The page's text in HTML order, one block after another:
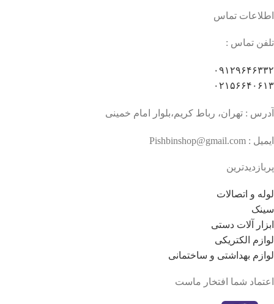
اطلاعات تماس
تلفن تماس :
۰۹۱۲۹۶۴۶۳۳۲
۰۲۱۵۶۶۴۰۶۱۳
آدرس : تهران، رباط کریم،بلوار امام خمینی
ایمیل : Pishbinshop@gmail.com
پربازدیدترین
لوله و اتصالات
سینک
ابزار آلات دستی
لوازم الکتریکی
لوازم بهداشتی و ساختمانی
اعتماد شما افتخار ماست